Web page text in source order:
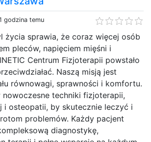
godzina temu
życia sprawia, że coraz więcej osób
pleców, napięciem mięśni i
Centrum Fizjoterapii powstało
Naszą misją jest
równowagi, sprawności i komfortu.
techniki fizjoterapii,
i osteopatii, by skutecznie leczyć i
problemów. Każdy pacjent
diagnostykę,